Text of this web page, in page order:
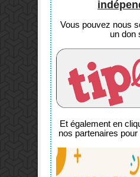
Vous pouvez nous
un don
Et également en
nos partenaires